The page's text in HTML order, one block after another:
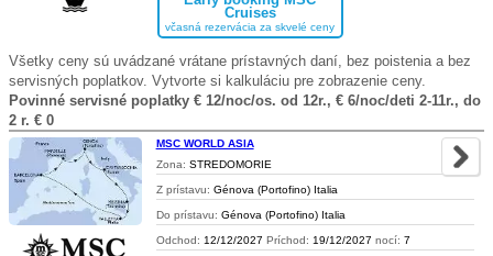
Cruises
včasná rezervácia za skvelé ceny
Všetky ceny sú uvádzané vrátane prístavných daní, bez poistenia a bez
servisných poplatkov. Vytvorte si kalkuláciu pre zobrazenie ceny.
Povinné servisné poplatky € 12/noc/os. od 12r., € 6/noc/deti 2-11r., do
2 r. € 0
MSC WORLD ASIA
Zona: STREDOMORIE
Z prístavu: Génova (Portofino) Italia
Do prístavu: Génova (Portofino) Italia
Odchod: 12/12/2027 Príchod: 19/12/2027 nocí: 7